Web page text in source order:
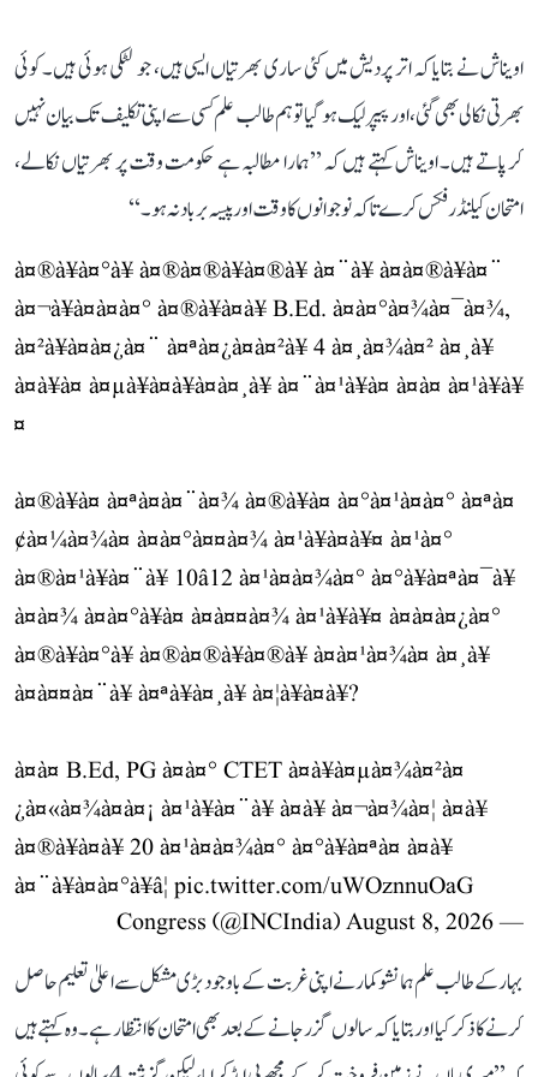
اویناش نے بتایا کہ اتر پردیش میں کئی ساری بھرتیاں ایسی ہیں، جو لٹکی ہوئی ہیں۔ کوئی
بھرتی نکالی بھی گئی، اور پیپر لیک ہو گیا تو ہم طالب علم کسی سے اپنی تکلیف تک بیان نہیں
کر پاتے ہیں۔ اویناش کہتے ہیں کہ ’’ہمارا مطالبہ ہے حکومت وقت پر بھرتیاں نکالے،
امتحان کیلنڈر فکس کرے تاکہ نوجوانوں کا وقت اور پیسہ برباد نہ ہو۔‘‘
à¤®à¥à¤°à¥ à¤®à¤®à¥à¤®à¥ à¤¨à¥ à¤à¤®à¥à¤¨
à¤¬à¥à¤à¤à¤° à¤®à¥à¤à¥ B.Ed. à¤à¤°à¤¾à¤¯à¤¾,
à¤²à¥à¤à¤¿à¤¨ à¤ªà¤¿à¤à¤²à¥ 4 à¤¸à¤¾à¤² à¤¸à¥
à¤à¥à¤ à¤µà¥à¤à¥à¤à¤¸à¥ à¤¨à¤¹à¥à¤ à¤à¤ à¤¹à¥à¥
¤
à¤®à¥à¤ à¤ªà¤à¤¨à¤¾ à¤®à¥à¤ à¤°à¤¹à¤à¤° à¤ªà¤
¢à¤¼à¤¾à¤ à¤à¤°à¤¤à¤¾ à¤¹à¥à¤à¥¤ à¤¹à¤°
à¤®à¤¹à¥à¤¨à¥ 10â12 à¤¹à¤à¤¾à¤° à¤°à¥à¤ªà¤¯à¥
à¤à¤¾ à¤à¤°à¥à¤ à¤à¤¤à¤¾ à¤¹à¥à¥¤ à¤à¤à¤¿à¤°
à¤®à¥à¤°à¥ à¤®à¤®à¥à¤®à¥ à¤à¤¹à¤¾à¤ à¤¸à¥
à¤à¤¤à¤¨à¥ à¤ªà¥à¤¸à¥ à¤¦à¥à¤à¥?
à¤à¤ B.Ed, PG à¤à¤° CTET à¤à¥à¤µà¤¾à¤²à¤
¿à¤«à¤¾à¤à¤¡ à¤¹à¥à¤¨à¥ à¤à¥ à¤¬à¤¾à¤¦ à¤­à¥
à¤®à¥à¤à¥ 20 à¤¹à¤à¤¾à¤° à¤°à¥à¤ªà¤ à¤à¥
à¤¨à¥à¤à¤°à¥â¦ pic.twitter.com/uWOznnuOaG
— Congress (@INCIndia)
August 8, 2026
بہار کے طالب علم ہمانشو کمار نے اپنی غربت کے باوجود بڑی مشکل سے اعلیٰ تعلیم حاصل
کرنے کا ذکر کیا اور بتایا کہ سالوں گزر جانے کے بعد بھی امتحان کا انتظار ہے۔ وہ کہتے ہیں